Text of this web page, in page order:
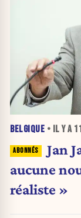
BELGIQUE • IL Y A
Jan
aucune
réaliste »